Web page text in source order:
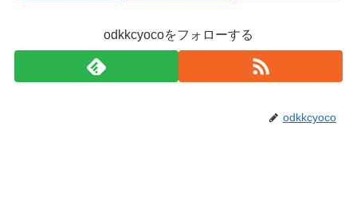
odkkcyocoをフォローする
odkkcyoco